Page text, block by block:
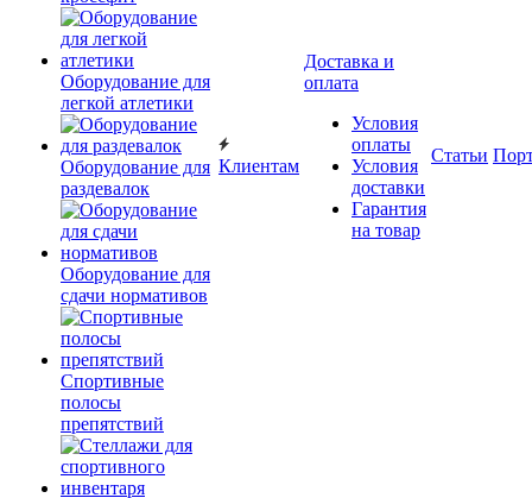
Оборудование для
легкой атлетики
Оборудование для
раздевалок
Оборудование для
сдачи нормативов
Спортивные
полосы
препятствий
Клиентам
Доставка и
оплата
Условия
оплаты
Условия
доставки
Гарантия
на товар
Статьи